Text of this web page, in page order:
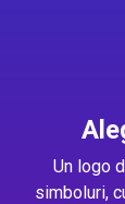
Un logo
simboluri,